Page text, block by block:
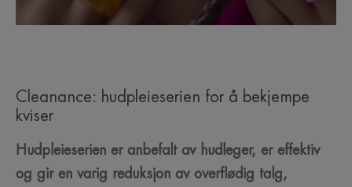
Cleanance: hudpleieserien for å bekjempe
kviser
Hudpleieserien er anbefalt av hudleger, er effektiv
og gir en varig reduksjon av overflødig talg,